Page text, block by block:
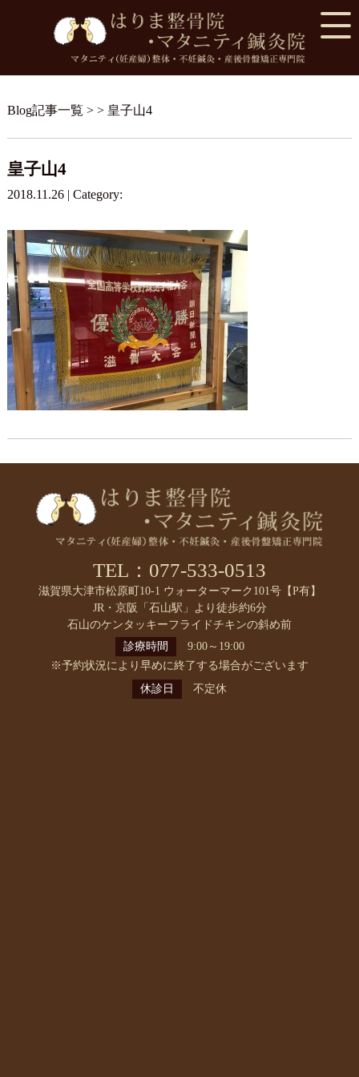
Blog記事一覧 > > 皇子山4
皇子山4
2018.11.26 | Category:
TEL：077-533-0513
滋賀県大津市松原町10-1 ウォーターマーク101号【P有】
JR・京阪「石山駅」より徒歩約6分
石山のケンタッキーフライドチキンの斜め前
診療時間
9:00～19:00
※予約状況により早めに終了する場合がございます
休診日
不定休